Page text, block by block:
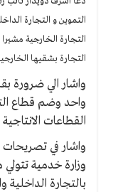
التموين و التجارة
التجارة الخارجية
التجارة بشقيها
واشار الي ضرورة
واحد وضم قطاع
القطاعات
واشار في تصريحات
وزارة خدمية تتولي
بالتجارة